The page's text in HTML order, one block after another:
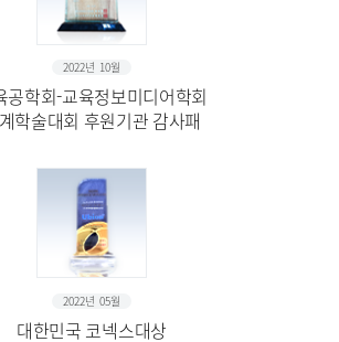
2022년 10월
공학회-교육정보미디어학회
학술대회 후원기관 감사패
2022년 05월
대한민국 코넥스대상